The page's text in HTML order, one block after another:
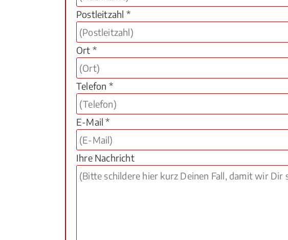
Postleitzahl *
Ort *
Telefon *
E-Mail *
Ihre Nachricht